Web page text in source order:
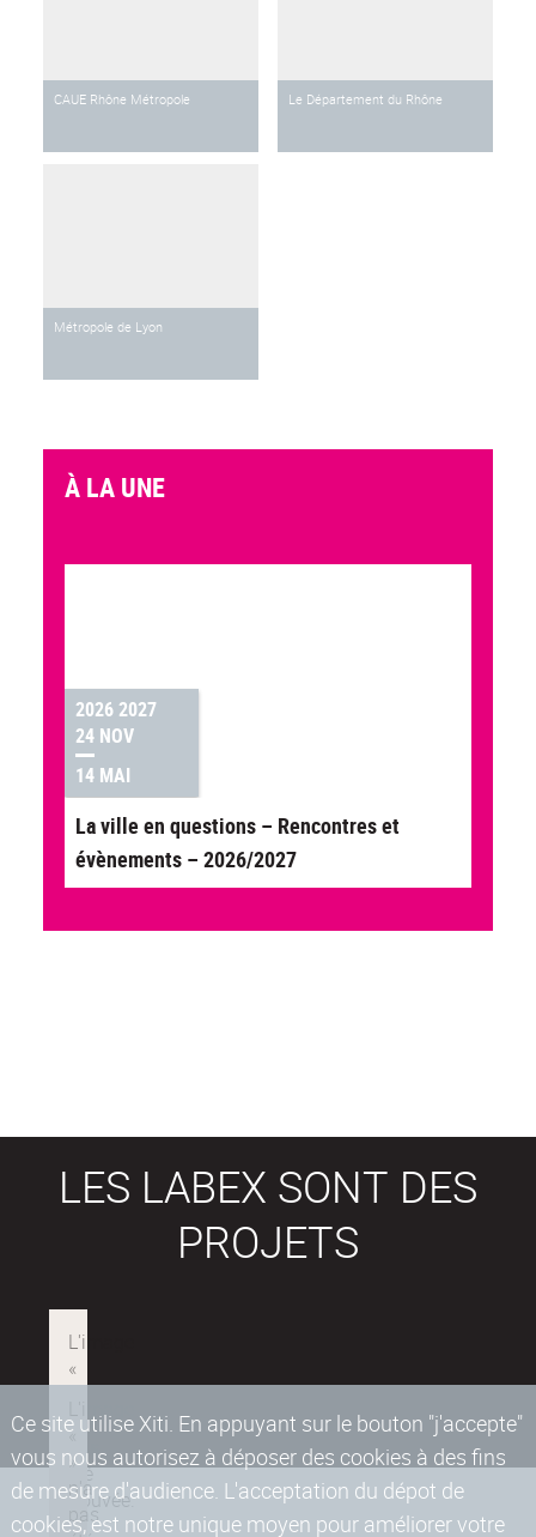
Ce site utilise Xiti. En appuyant sur le bouton "j'accepte"
vous nous autorisez à déposer des cookies à des fins
de mesure d'audience. L'acceptation du dépot de
cookies, est notre unique moyen pour améliorer votre
CAUE Rhône Métropole Le Département du Rhône
Métropole de Lyon
À LA UNE
2026 2027
24 NOV
14 MAI
La ville en questions – Rencontres et
évènements – 2026/2027
LES LABEX SONT DES
PROJETS